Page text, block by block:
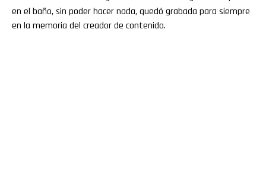
en el baño, sin poder hacer nada, quedó grabada para siempre
en la memoria del creador de contenido.